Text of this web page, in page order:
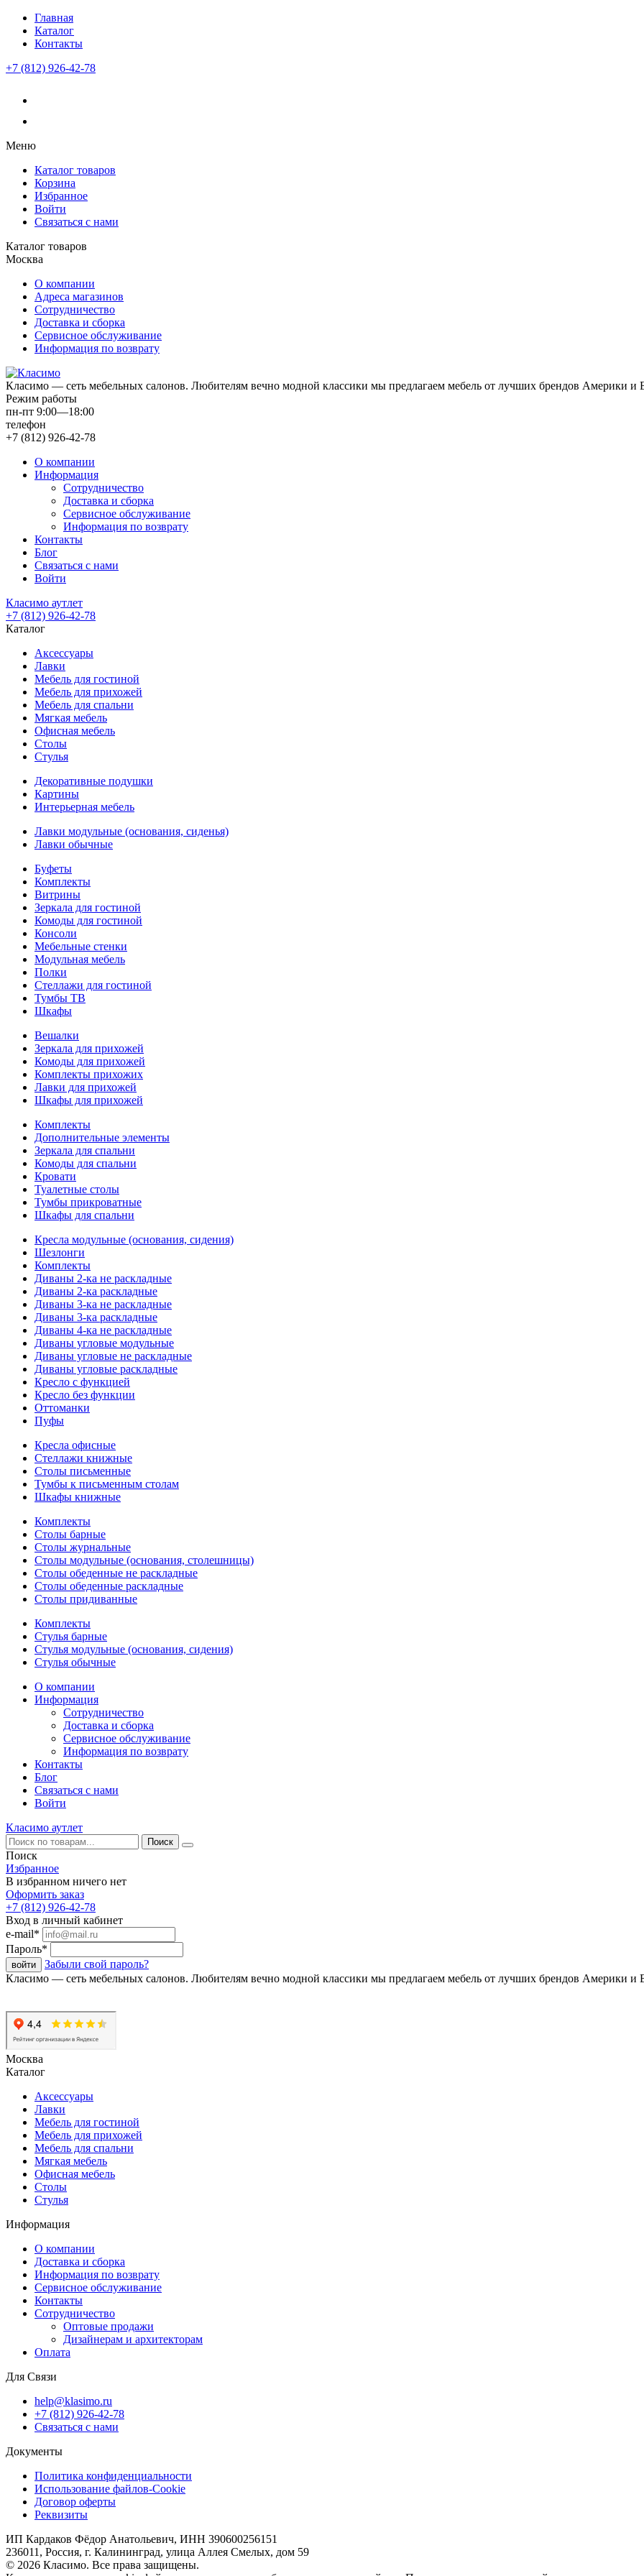
Главная
Каталог
Контакты
+7 (812) 926-42-78
Меню
Каталог товаров
Корзина
Избранное
Войти
Связаться с нами
Каталог товаров
Москва
О компании
Адреса магазинов
Сотрудничество
Доставка и сборка
Сервисное обслуживание
Информация по возврату
Класимо — cеть мебельных салонов. Любителям вечно модной классики мы предлагаем мебель от лучших брендов Америки и
Режим работы
пн-пт 9:00—18:00
телефон
+7 (812) 926-42-78
О компании
Информация
Сотрудничество
Доставка и сборка
Сервисное обслуживание
Информация по возврату
Контакты
Блог
Связаться с нами
Войти
Класимо аутлет
+7 (812) 926-42-78
Каталог
Аксессуары
Лавки
Мебель для гостиной
Мебель для прихожей
Мебель для спальни
Мягкая мебель
Офисная мебель
Столы
Стулья
Декоративные подушки
Картины
Интерьерная мебель
Лавки модульные (основания, сиденья)
Лавки обычные
Буфеты
Комплекты
Витрины
Зеркала для гостиной
Комоды для гостиной
Консоли
Мебельные стенки
Модульная мебель
Полки
Стеллажи для гостиной
Тумбы ТВ
Шкафы
Вешалки
Зеркала для прихожей
Комоды для прихожей
Комплекты прихожих
Лавки для прихожей
Шкафы для прихожей
Комплекты
Дополнительные элементы
Зеркала для спальни
Комоды для спальни
Кровати
Туалетные столы
Тумбы прикроватные
Шкафы для спальни
Кресла модульные (основания, сидения)
Шезлонги
Комплекты
Диваны 2-ка не раскладные
Диваны 2-ка раскладные
Диваны 3-ка не раскладные
Диваны 3-ка раскладные
Диваны 4-ка не раскладные
Диваны угловые модульные
Диваны угловые не раскладные
Диваны угловые раскладные
Кресло с функцией
Кресло без функции
Оттоманки
Пуфы
Кресла офисные
Стеллажи книжные
Столы письменные
Тумбы к письменным столам
Шкафы книжные
Комплекты
Столы барные
Столы журнальные
Столы модульные (основания, столешницы)
Столы обеденные не раскладные
Столы обеденные раскладные
Столы придиванные
Комплекты
Стулья барные
Стулья модульные (основания, сидения)
Стулья обычные
О компании
Информация
Сотрудничество
Доставка и сборка
Сервисное обслуживание
Информация по возврату
Контакты
Блог
Связаться с нами
Войти
Класимо аутлет
Поиск
Избранное
В избранном ничего нет
Оформить заказ
+7 (812) 926-42-78
Вход в личный кабинет
e-mail*
Пароль*
Забыли свой пароль?
Класимо — cеть мебельных салонов. Любителям вечно модной классики мы предлагаем мебель от лучших брендов Америки и
Москва
Каталог
Аксессуары
Лавки
Мебель для гостиной
Мебель для прихожей
Мебель для спальни
Мягкая мебель
Офисная мебель
Столы
Стулья
Информация
О компании
Доставка и сборка
Информация по возврату
Сервисное обслуживание
Контакты
Сотрудничество
Оптовые продажи
Дизайнерам и архитекторам
Оплата
Для Связи
help@klasimo.ru
+7 (812) 926-42-78
Связаться с нами
Документы
Политика конфиденциальности
Использование файлов-Cookie
Договор оферты
Реквизиты
ИП Кардаков Фёдор Анатольевич, ИНН 390600256151
236011, Россия, г. Калининград, улица Аллея Смелых, дом 59
© 2026 Класимо. Все права защищены.